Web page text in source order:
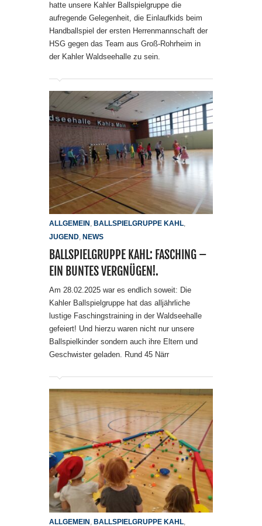
hatte unsere Kahler Ballspielgruppe die
aufregende Gelegenheit, die Einlaufkids beim
Handballspiel der ersten Herrenmannschaft der
HSG gegen das Team aus Groß-Rohrheim in
der Kahler Waldseehalle zu sein.
ALLGEMEIN , BALLSPIELGRUPPE KAHL,
JUGEND, NEWS
BALLSPIELGRUPPE KAHL: FASCHING –
EIN BUNTES VERGNÜGEN!.
Am 28.02.2025 war es endlich soweit: Die
Kahler Ballspielgruppe hat das alljährliche
lustige Faschingstraining in der Waldseehalle
gefeiert! Und hierzu waren nicht nur unsere
Ballspielkinder sondern auch ihre Eltern und
Geschwister geladen. Rund 45 Närr
ALLGEMEIN BALLSPIELGRUPPE KAHL